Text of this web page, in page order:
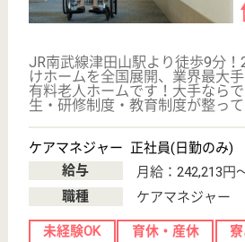
ソノラス･コート三鷹から新宿・渋谷へはバスと電車
を乗り継いで30～40分の距離これまでの生活スタイ
ルをそのまま継続させることができる立地
介護職 正社員
給与
月給：261,000円〜296,000円
職種
介護職
給料多め 未経験OK 育休・産休
詳細を見る WEB問合せ
国立メディカルケア